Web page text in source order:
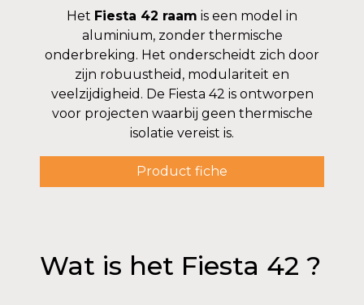
Het Fiesta 42 raam is een model in
aluminium, zonder thermische
onderbreking. Het onderscheidt zich door
zijn robuustheid, modulariteit en
veelzijdigheid. De Fiesta 42 is ontworpen
voor projecten waarbij geen thermische
isolatie vereist is.
Product fiche
Wat is het Fiesta 42 ?